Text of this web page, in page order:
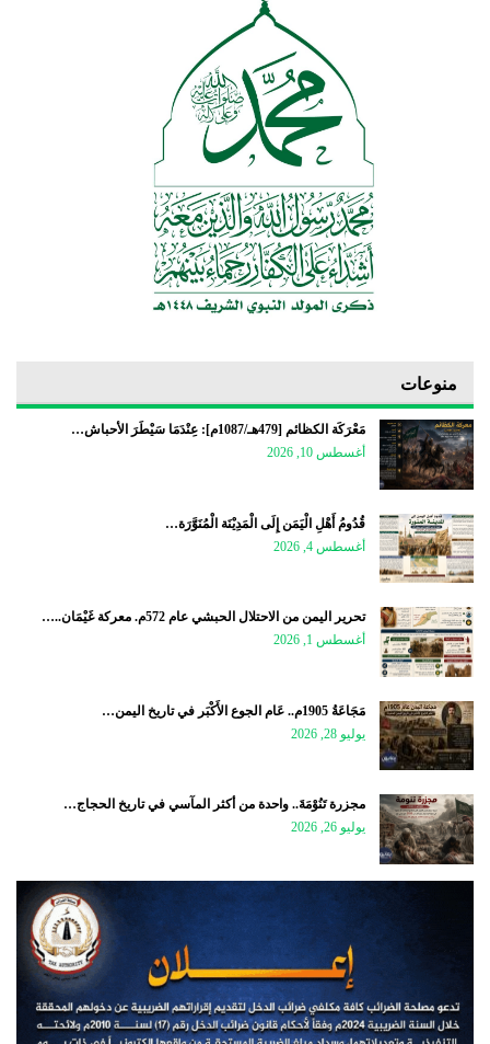
منوعات
مَعْرَكَة الكظائم [479هـ/1087م]: عِنْدَمَا سَيْطَرَ الأحباش…
أغسطس 10, 2026
قُدُومُ أَهْلِ الْيَمَن إِلَى الْمَدِيْنَة الْمُنَوَّرَة…
أغسطس 4, 2026
تحرير اليمن من الاحتلال الحبشي عام 572م. معركة غَيْمَان..…
أغسطس 1, 2026
مَجَاعَةُ 1905م.. عَام الجوع الأَكْبَر في تاريخ اليمن…
يوليو 28, 2026
مجزرة تَنُوْمَةَ.. واحدة من أكثر المآسي في تاريخ الحجاج…
يوليو 26, 2026